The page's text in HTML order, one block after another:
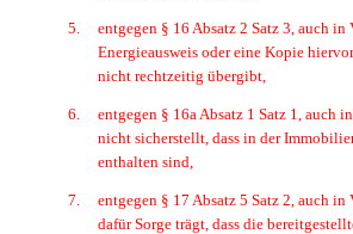
5.
entgegen § 16 Absatz 2 Satz 3, auch
Energieausweis oder eine Kopie
nicht rechtzeitig übergibt,
6.
entgegen § 16a Absatz 1 Satz 1, auch
nicht sicherstellt, dass in der
enthalten sind,
7.
entgegen § 17 Absatz 5 Satz 2, auch
dafür Sorge trägt, dass die